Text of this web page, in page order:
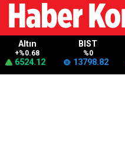
Altın
+%0.68
6524.12
BIST
%0
13798.82